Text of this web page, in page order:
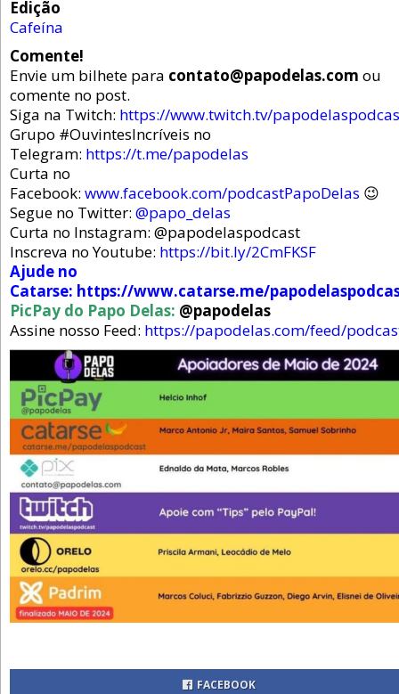
Edição
Cafeína
Comente!
Envie um bilhete para contato@papodelas.com ou
comente no post.
Siga na Twitch: https://www.twitch.tv/
Grupo #OuvintesIncríveis no
Telegram: https://t.me/papodelas
Curta no
Facebook: www.facebook.com/podcastPapoDelas 😉
Segue no Twitter: @papo_delas
Curta no Instagram: @papodelaspodcast
Inscreva no Youtube: https://bit.ly/2CmFKSF
Ajude no
Catarse: https://www.catarse.me/
PicPay do Papo Delas: @papodelas
Assine nosso Feed: https://papodelas.com/feed/
FACEBOOK